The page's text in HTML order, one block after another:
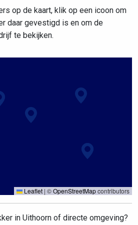
op de kaart, klik op een icoon om
daar gevestigd is en om de
te bekijken.
Leaflet | ©OpenStreetMapcontributors
in Uithoorn of directe omgeving?